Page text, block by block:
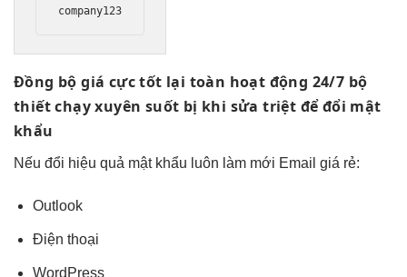
company123
Đồng bộgiá cực tốt lại toàn hoạt động 24/7 bộ
thiếtchạy xuyên suốt bị khi sửa triệt đểđổi mật
khẩu
Nếu đổi hiệu quả mật khẩu luôn làm mới Email giá rẻ:
Outlook
Điện thoại
WordPress